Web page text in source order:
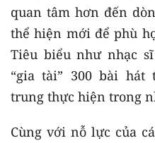
quan tâm hơn đến
thể hiện mới để phù
Tiêu biểu như nhạc
“gia tài” 300 bài
trung thực hiện trong
Cùng với nỗ lực của